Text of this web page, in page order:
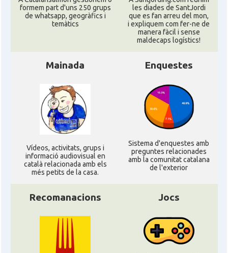
formem part d'uns 250 grups
de whatsapp, geogràfics i
temàtics
les diades de SantJordi
que es fan arreu del mon,
i expliquem com fer-ne de
manera fàcil i sense
maldecaps logí­stics!
Mainada
Ví­deos, activitats, grups i
informació audiovisual en
català relacionada amb els
més petits de la casa.
Enquestes
Sistema d'enquestes amb
preguntes relacionades
amb la comunitat catalana
de l'exterior
Recomanacions Jocs